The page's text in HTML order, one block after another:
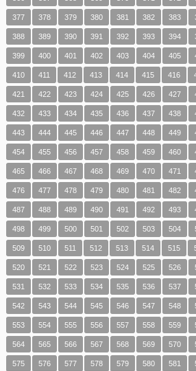
377 378 379 380 381 382 383
388 389 390 391 392 393 394
399 400 401 402 403 404 405
410 411 412 413 414 415 416
421 422 423 424 425 426 427
432 433 434 435 436 437 438
443 444 445 446 447 448 449
454 455 456 457 458 459 460
465 466 467 468 469 470 471
476 477 478 479 480 481 482
487 488 489 490 491 492 493
498 499 500 501 502 503 504
509 510 511 512 513 514 515
520 521 522 523 524 525 526
531 532 533 534 535 536 537
542 543 544 545 546 547 548
553 554 555 556 557 558 559
564 565 566 567 568 569 570
575 576 577 578 579 580 581